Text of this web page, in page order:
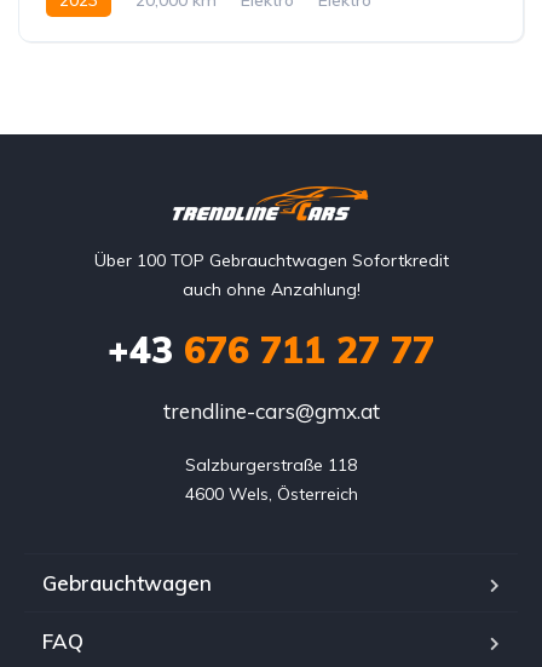
Über 100 TOP Gebrauchtwagen Sofortkredit
auch ohne Anzahlung!
+43 676 711 27 77
trendline-cars@gmx.at
Salzburgerstraße 118
4600 Wels, Österreich
Gebrauchtwagen
FAQ